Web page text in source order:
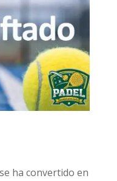
ha convertido en